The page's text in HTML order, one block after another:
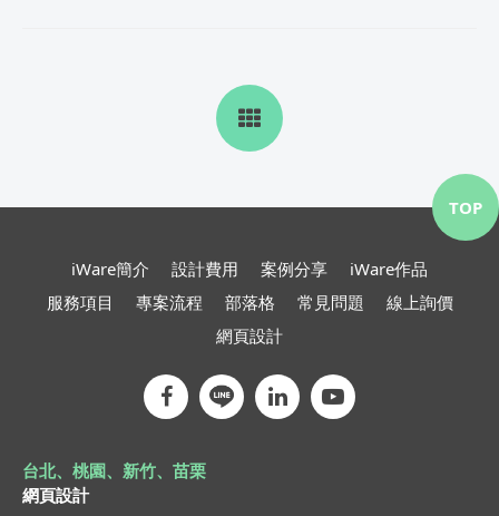
iWare簡介 設計費用 案例分享
iWare作品
服務項目
專案流程 部落格 常見問題
線上詢價
網頁設計
台北、桃園、新竹、苗栗
網頁設計
TOP